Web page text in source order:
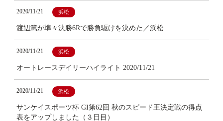
2020/11/21 浜松
渡辺篤が準々決勝6Rで勝負駆けを決めた／浜松
2020/11/21 浜松
オートレースデイリーハイライト 2020/11/21
2020/11/21 浜松
サンケイスポーツ杯 GI第62回 秋のスピード王決定戦の得点
表をアップしました（３日目）